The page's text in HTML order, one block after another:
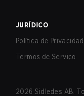
JURÍDICO
Política de
Termos de Serviço
2026 Sidledes AB.